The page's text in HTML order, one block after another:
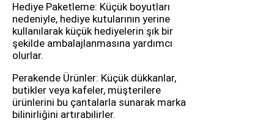
Hediye Paketleme: Küçük boyutları
nedeniyle, hediye kutularının yerine
kullanılarak küçük hediyelerin şık bir
şekilde ambalajlanmasına yardımcı
olurlar.
Perakende Ürünler: Küçük dükkanlar,
butikler veya kafeler, müşterilere
ürünlerini bu çantalarla sunarak marka
bilinirliğini artırabilirler.